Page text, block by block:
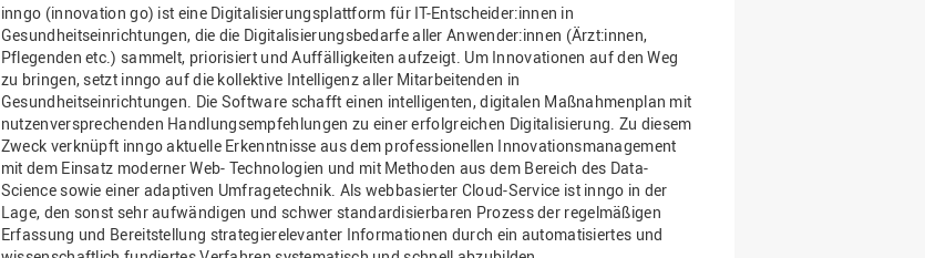
inngo (innovation go) ist eine Digitalisierungsplattform für IT-Entscheider:innen in
Gesundheitseinrichtungen, die die Digitalisierungsbedarfe aller Anwender:innen (Ärzt:innen,
Pflegenden etc.) sammelt, priorisiert und Auffälligkeiten aufzeigt. Um Innovationen auf den Weg
zu bringen, setzt inngo auf die kollektive Intelligenz aller Mitarbeitenden in
Gesundheitseinrichtungen. Die Software schafft einen intelligenten, digitalen Maßnahmenplan mit
nutzenversprechenden Handlungsempfehlungen zu einer erfolgreichen Digitalisierung. Zu diesem
Zweck verknüpft inngo aktuelle Erkenntnisse aus dem professionellen Innovationsmanagement
mit dem Einsatz moderner Web- Technologien und mit Methoden aus dem Bereich des Data-
Science sowie einer adaptiven Umfragetechnik. Als webbasierter Cloud-Service ist inngo in der
Lage, den sonst sehr aufwändigen und schwer standardisierbaren Prozess der regelmäßigen
Erfassung und Bereitstellung strategierelevanter Informationen durch ein automatisiertes und